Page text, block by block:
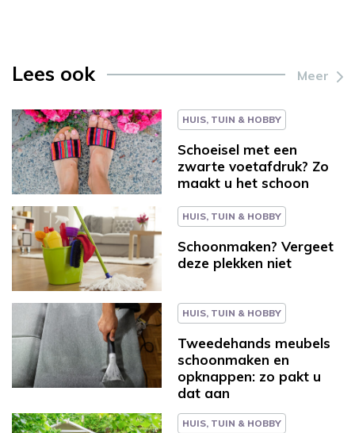
Lees ook Meer
HUIS, TUIN & HOBBY
Schoeisel met een
zwarte voetafdruk? Zo
maakt u het schoon
HUIS, TUIN & HOBBY
Schoonmaken? Vergeet
deze plekken niet
HUIS, TUIN & HOBBY
Tweedehands meubels
schoonmaken en
opknappen: zo pakt u
dat aan
HUIS, TUIN & HOBBY